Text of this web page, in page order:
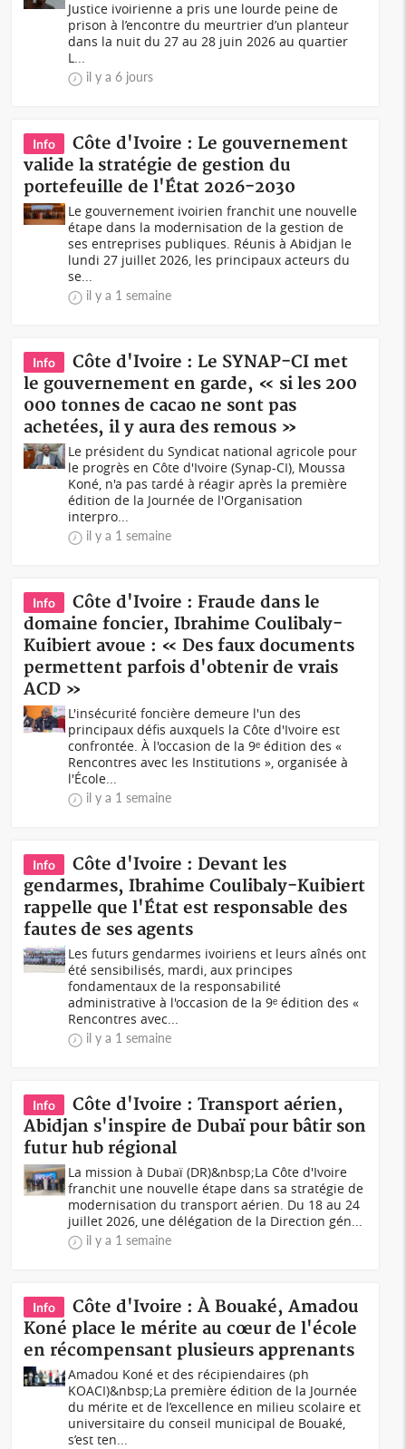
Justice ivoirienne a pris une lourde peine de
prison à l’encontre du meurtrier d’un planteur
dans la nuit du 27 au 28 juin 2026 au quartier
L...
il y a 6 jours
Info
Côte d'Ivoire : Le gouvernement
valide la stratégie de gestion du
portefeuille de l'État 2026-2030
Le gouvernement ivoirien franchit une nouvelle
étape dans la modernisation de la gestion de
ses entreprises publiques. Réunis à Abidjan le
lundi 27 juillet 2026, les principaux acteurs du
se...
il y a 1 semaine
Info
Côte d'Ivoire : Le SYNAP-CI met
le gouvernement en garde, « si les 200
000 tonnes de cacao ne sont pas
achetées, il y aura des remous »
Le président du Syndicat national agricole pour
le progrès en Côte d'Ivoire (Synap-CI), Moussa
Koné, n'a pas tardé à réagir après la première
édition de la Journée de l'Organisation
interpro...
il y a 1 semaine
Info
Côte d'Ivoire : Fraude dans le
domaine foncier, Ibrahime Coulibaly-
Kuibiert avoue : « Des faux documents
permettent parfois d'obtenir de vrais
ACD »
L'insécurité foncière demeure l'un des
principaux défis auxquels la Côte d'Ivoire est
confrontée. À l'occasion de la 9ᵉ édition des «
Rencontres avec les Institutions », organisée à
l'École...
il y a 1 semaine
Info
Côte d'Ivoire : Devant les
gendarmes, Ibrahime Coulibaly-Kuibiert
rappelle que l'État est responsable des
fautes de ses agents
Les futurs gendarmes ivoiriens et leurs aînés ont
été sensibilisés, mardi, aux principes
fondamentaux de la responsabilité
administrative à l'occasion de la 9ᵉ édition des «
Rencontres avec...
il y a 1 semaine
Info
Côte d'Ivoire : Transport aérien,
Abidjan s'inspire de Dubaï pour bâtir son
futur hub régional
La mission à Dubaï (DR)&nbsp;La Côte d'Ivoire
franchit une nouvelle étape dans sa stratégie de
modernisation du transport aérien. Du 18 au 24
juillet 2026, une délégation de la Direction gén...
il y a 1 semaine
Info
Côte d'Ivoire : À Bouaké, Amadou
Koné place le mérite au cœur de l'école
en récompensant plusieurs apprenants
Amadou Koné et des récipiendaires (ph
KOACI)&nbsp;La première édition de la Journée
du mérite et de l’excellence en milieu scolaire et
universitaire du conseil municipal de Bouaké,
s’est ten...